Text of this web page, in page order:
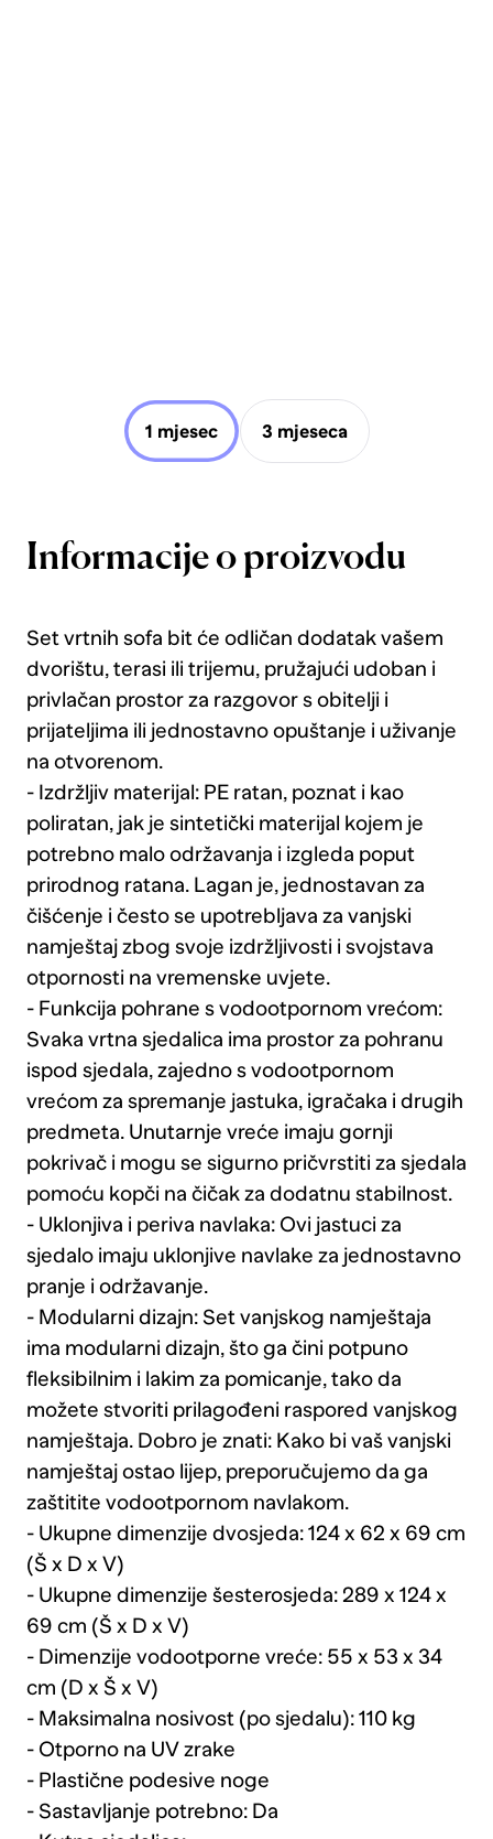
1 mjesec 3 mjeseca
Informacije o proizvodu
Set vrtnih sofa bit će odličan dodatak vašem
dvorištu, terasi ili trijemu, pružajući udoban i
privlačan prostor za razgovor s obitelji i
prijateljima ili jednostavno opuštanje i uživanje
na otvorenom.
- Izdržljiv materijal: PE ratan, poznat i kao
poliratan, jak je sintetički materijal kojem je
potrebno malo održavanja i izgleda poput
prirodnog ratana. Lagan je, jednostavan za
čišćenje i često se upotrebljava za vanjski
namještaj zbog svoje izdržljivosti i svojstava
otpornosti na vremenske uvjete.
- Funkcija pohrane s vodootpornom vrećom:
Svaka vrtna sjedalica ima prostor za pohranu
ispod sjedala, zajedno s vodootpornom
vrećom za spremanje jastuka, igračaka i drugih
predmeta. Unutarnje vreće imaju gornji
pokrivač i mogu se sigurno pričvrstiti za sjedala
pomoću kopči na čičak za dodatnu stabilnost.
- Uklonjiva i periva navlaka: Ovi jastuci za
sjedalo imaju uklonjive navlake za jednostavno
pranje i održavanje.
- Modularni dizajn: Set vanjskog namještaja
ima modularni dizajn, što ga čini potpuno
fleksibilnim i lakim za pomicanje, tako da
možete stvoriti prilagođeni raspored vanjskog
namještaja. Dobro je znati: Kako bi vaš vanjski
namještaj ostao lijep, preporučujemo da ga
zaštitite vodootpornom navlakom.
- Ukupne dimenzije dvosjeda: 124 x 62 x 69 cm
(Š x D x V)
- Ukupne dimenzije šesterosjeda: 289 x 124 x
69 cm (Š x D x V)
- Dimenzije vodootporne vreće: 55 x 53 x 34
cm (D x Š x V)
- Maksimalna nosivost (po sjedalu): 110 kg
- Otporno na UV zrake
- Plastične podesive noge
- Sastavljanje potrebno: Da